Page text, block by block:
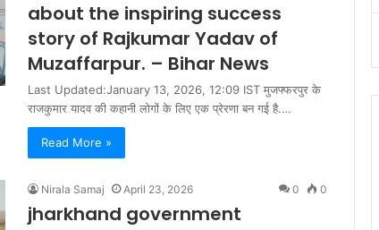
about the inspiring success
story of Rajkumar Yadav of
Muzaffarpur. – Bihar News
Last Updated:January 13, 2026, 12:09 IST मुजफ्फरपुर के
राजकुमार यादव की कहानी लोगों के लिए एक प्रेरणा बन गई है.…
Read More »
Nirala Samaj April 23, 2026 0 0
jharkhand government